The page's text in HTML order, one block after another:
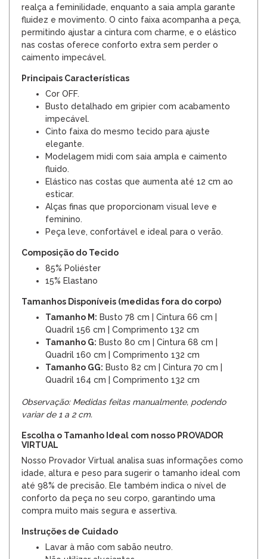
realça a feminilidade, enquanto a saia ampla garante
fluidez e movimento. O cinto faixa acompanha a peça,
permitindo ajustar a cintura com charme, e o elástico
nas costas oferece conforto extra sem perder o
caimento impecável.
Principais Características
Cor OFF.
Busto detalhado em gripier com acabamento
impecável.
Cinto faixa do mesmo tecido para ajuste
elegante.
Modelagem midi com saia ampla e caimento
fluido.
Elástico nas costas que aumenta até 12 cm ao
esticar.
Alças finas que proporcionam visual leve e
feminino.
Peça leve, confortável e ideal para o verão.
Composição do Tecido
85% Poliéster
15% Elastano
Tamanhos Disponíveis (medidas fora do corpo)
Tamanho M: Busto 78 cm | Cintura 66 cm |
Quadril 156 cm | Comprimento 132 cm
Tamanho G: Busto 80 cm | Cintura 68 cm |
Quadril 160 cm | Comprimento 132 cm
Tamanho GG: Busto 82 cm | Cintura 70 cm |
Quadril 164 cm | Comprimento 132 cm
Observação: Medidas feitas manualmente, podendo
variar de 1 a 2 cm.
Escolha o Tamanho Ideal com nosso PROVADOR
VIRTUAL
Nosso Provador Virtual analisa suas informações como
idade, altura e peso para sugerir o tamanho ideal com
até 98% de precisão. Ele também indica o nível de
conforto da peça no seu corpo, garantindo uma
compra muito mais segura e assertiva.
Instruções de Cuidado
Lavar à mão com sabão neutro.